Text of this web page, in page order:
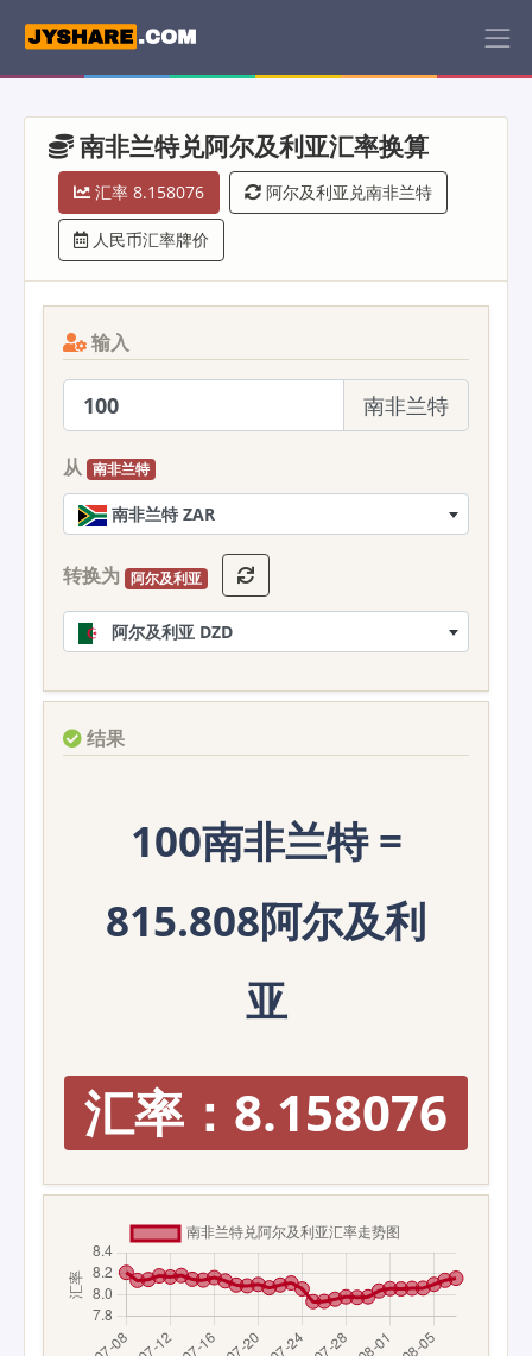
南非兰特兑阿尔及利亚汇率换算
汇率 8.158076 阿尔及利亚兑南非兰特
人民币汇率牌价
输入
南非兰特
从 南非兰特
南非兰特 ZAR
转换为 阿尔及利亚
阿尔及利亚 DZD
结果
100南非兰特 =
815.808阿尔及利
亚
汇率：8.158076